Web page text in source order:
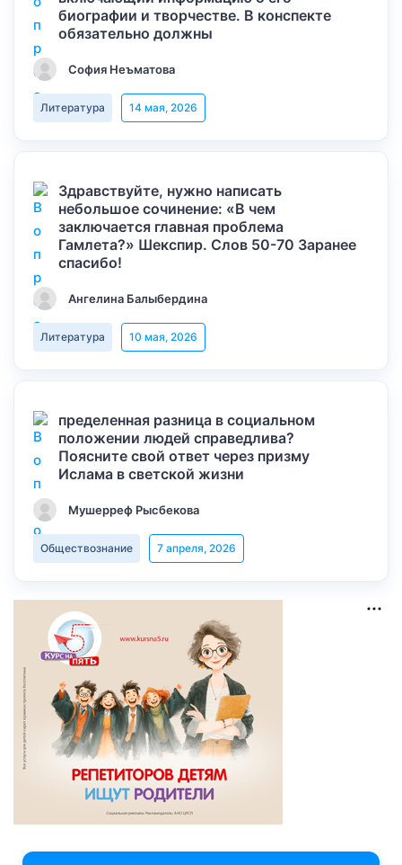
биографии и творчестве. В конспекте
обязательно должны
София Неъматова
Литература 14 мая, 2026
Здравствуйте, нужно написать
небольшое сочинение: «В чем
заключается главная проблема
Гамлета?» Шекспир. Слов 50-70 Заранее
спасибо!
Ангелина Балыбердина
Литература 10 мая, 2026
пределенная разница в социальном
положении людей справедлива?
Поясните свой ответ через призму
Ислама в светской жизни
Мушерреф Рысбекова
Обществознание 7 апреля, 2026